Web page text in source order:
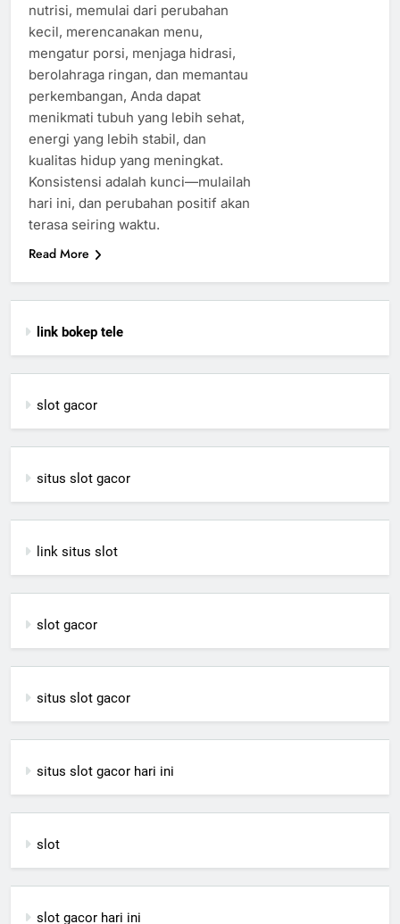
nutrisi, memulai dari perubahan
kecil, merencanakan menu,
mengatur porsi, menjaga hidrasi,
berolahraga ringan, dan memantau
perkembangan, Anda dapat
menikmati tubuh yang lebih sehat,
energi yang lebih stabil, dan
kualitas hidup yang meningkat.
Konsistensi adalah kunci—mulailah
hari ini, dan perubahan positif akan
terasa seiring waktu.
Read More
link bokep tele
slot gacor
situs slot gacor
link situs slot
slot gacor
situs slot gacor
situs slot gacor hari ini
slot
slot gacor hari ini